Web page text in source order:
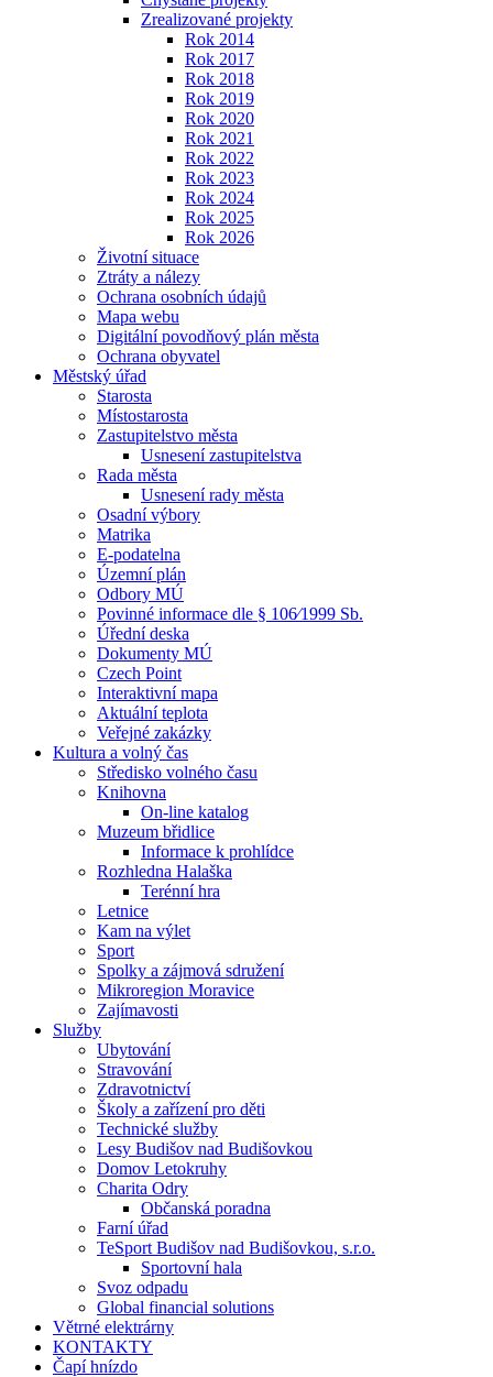
Zrealizované projekty
Rok 2014
Rok 2017
Rok 2018
Rok 2019
Rok 2020
Rok 2021
Rok 2022
Rok 2023
Rok 2024
Rok 2025
Rok 2026
Životní situace
Ztráty a nálezy
Ochrana osobních údajů
Mapa webu
Digitální povodňový plán města
Ochrana obyvatel
Městský úřad
Starosta
Místostarosta
Zastupitelstvo města
Usnesení zastupitelstva
Rada města
Usnesení rady města
Osadní výbory
Matrika
E-podatelna
Územní plán
Odbory MÚ
Povinné informace dle § 106⁄1999 Sb.
Úřední deska
Dokumenty MÚ
Czech Point
Interaktivní mapa
Aktuální teplota
Veřejné zakázky
Kultura a volný čas
Středisko volného času
Knihovna
On-line katalog
Muzeum břidlice
Informace k prohlídce
Rozhledna Halaška
Terénní hra
Letnice
Kam na výlet
Sport
Spolky a zájmová sdružení
Mikroregion Moravice
Zajímavosti
Služby
Ubytování
Stravování
Zdravotnictví
Školy a zařízení pro děti
Technické služby
Lesy Budišov nad Budišovkou
Domov Letokruhy
Charita Odry
Občanská poradna
Farní úřad
TeSport Budišov nad Budišovkou, s.r.o.
Sportovní hala
Svoz odpadu
Global financial solutions
Větrné elektrárny
KONTAKTY
Čapí hnízdo